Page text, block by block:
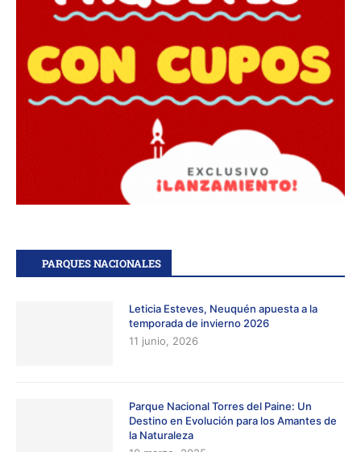
PARQUES NACIONALES
Leticia Esteves, Neuquén apuesta a la
temporada de invierno 2026
11 junio, 2026
Parque Nacional Torres del Paine: Un
Destino en Evolución para los Amantes de
la Naturaleza